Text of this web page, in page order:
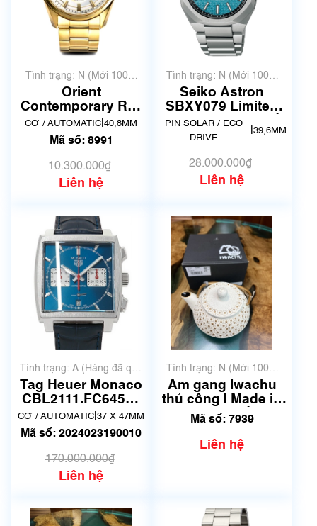
Tình trạng: N (Mới 100%
chưa qua sử dụng)
Orient
Contemporary RN-
AR0007S | F6S2-
UAA0 | Mã số 8991
CƠ / AUTOMATIC 40,8MM
Mã số: 8991
10.300.000₫
Liên hệ
Tình trạng: N (Mới 100%
chưa qua sử dụng)
Seiko Astron
SBXY079 Limited
600 | Hàng đang về
PIN SOLAR / ECO
DRIVE
39,6MM
28.000.000₫
Liên hệ
Tình trạng: A (Hàng đã qua
sử dụng nhưng rất đẹp,
không có xước)
Tag Heuer Monaco
CBL2111.FC6453 |
Đã qua sử dụng
lướt
CƠ / AUTOMATIC 37 X 47MM
Mã số: 2024023190010
170.000.000₫
Liên hệ
Tình trạng: N (Mới 100%
chưa qua sử dụng)
Ấm gang Iwachu
thủ công | Made in
Japan | Mã số 7939
Mã số: 7939
Liên hệ